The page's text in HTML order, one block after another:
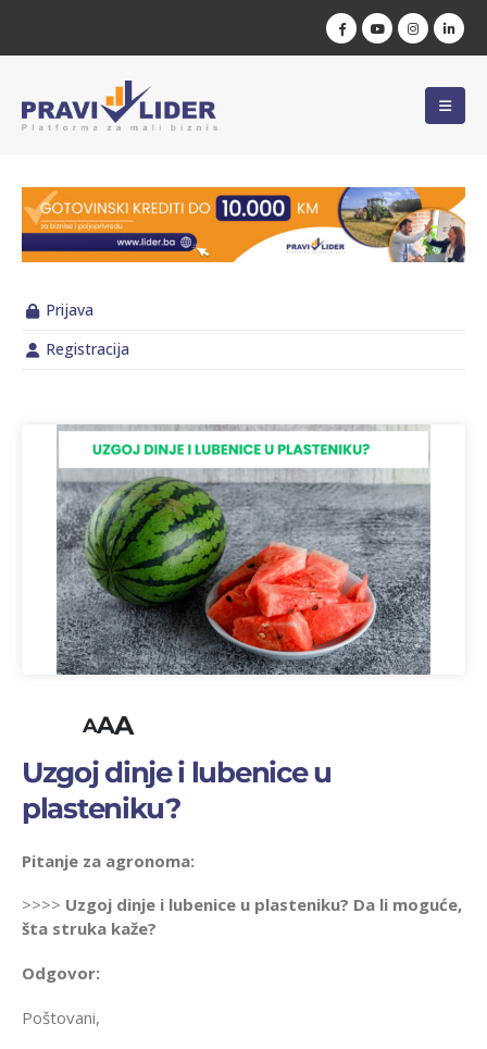
Prijava
Registracija
AAA
Uzgoj dinje i lubenice u
plasteniku?
Pitanje za agronoma:
>>>> Uzgoj dinje i lubenice u plasteniku? Da li moguće,
šta struka kaže?
Odgovor:
Poštovani,